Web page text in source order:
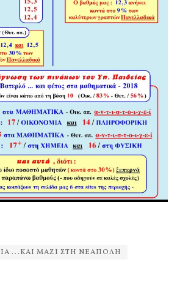
...ΚΑΙ ΜΑΖΙ ΣΤΗ ΝΕΑΠΟΛΗ